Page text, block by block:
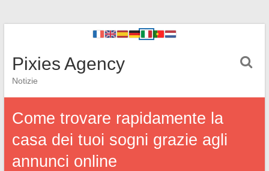
Pixies Agency
Notizie
Come trovare rapidamente la
casa dei tuoi sogni grazie agli
annunci online